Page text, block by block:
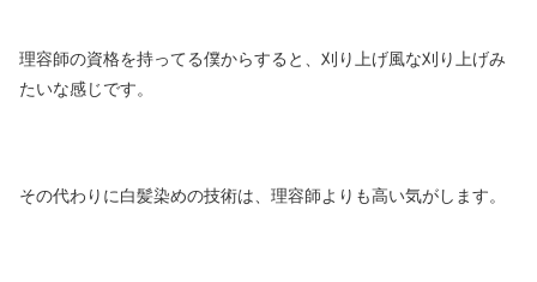
理容師の資格を持ってる僕からすると、刈り上げ風な刈り上げみ
たいな感じです。
その代わりに白髪染めの技術は、理容師よりも高い気がします。